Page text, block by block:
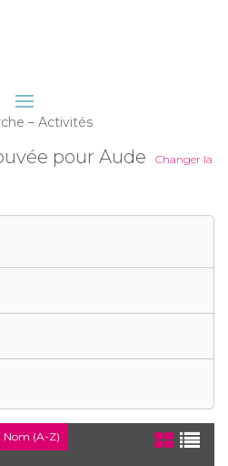
– Activités
pour Aude
Changer la
Nom (A-Z)